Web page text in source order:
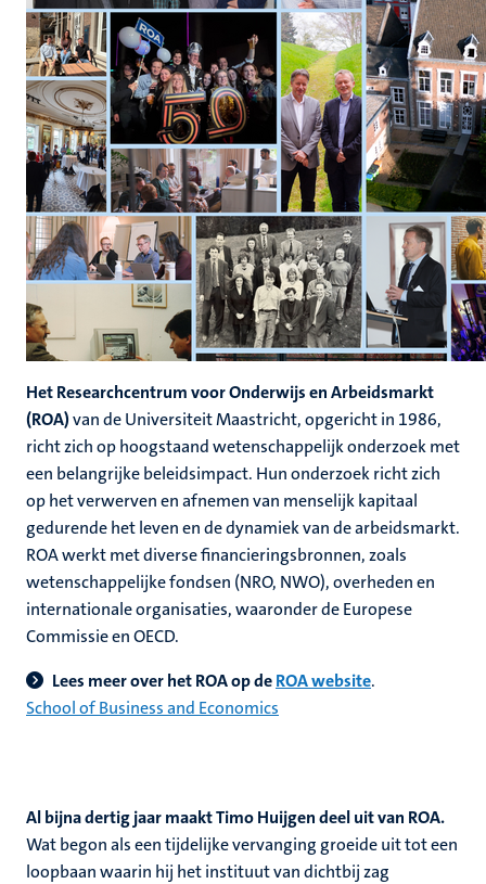
Het Researchcentrum voor Onderwijs en Arbeidsmarkt
(ROA)van de Universiteit Maastricht, opgericht in 1986,
richt zich op hoogstaand wetenschappelijk onderzoek met
een belangrijke beleidsimpact. Hun onderzoek richt zich
op het verwerven en afnemen van menselijk kapitaal
gedurende het leven en de dynamiek van de arbeidsmarkt.
ROA werkt met diverse financieringsbronnen, zoals
wetenschappelijke fondsen (NRO, NWO), overheden en
internationale organisaties, waaronder de Europese
Commissie en OECD.
Lees meer over het ROA op deROA website.
School of Business and Economics
Al bijna dertig jaar maakt Timo Huijgen deel uit van ROA.
Wat begon als een tijdelijke vervanging groeide uit tot een
loopbaan waarin hij het instituut van dichtbij zag